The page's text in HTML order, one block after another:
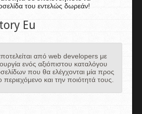
του εντελώς δωρεάν!
Eu
από web developers με
ενός αξιόπιστου καταλόγου
που θα ελέγχονται μία προς
και την ποιότητά τους.